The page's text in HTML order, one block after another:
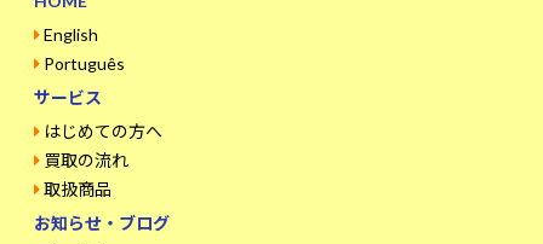
English
Português
サービス
はじめての方へ
買取の流れ
取扱商品
お知らせ・ブログ